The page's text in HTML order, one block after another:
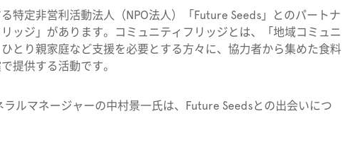
特定非営利活動法人（NPO法人）「Future Seeds」とのパートナ
ッジ」があります。
コミュニティフリッジとは、「地域コミュニ
ひとり親家庭など支援を必要とする方々に、協力者から集めた食料
提供する活動です。
ルマネージャーの中村景一氏は、Future Seedsとの出会いにつ